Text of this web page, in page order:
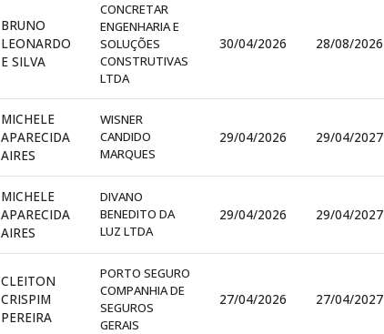
BRUNO
LEONARDO
E SILVA
CONCRETAR
ENGENHARIA E
SOLUÇÕES
CONSTRUTIVAS
LTDA
30/04/2026 28/08/2026
MICHELE
APARECIDA
AIRES
WISNER
CANDIDO
MARQUES
29/04/2026 29/04/2027
MICHELE
APARECIDA
AIRES
DIVANO
BENEDITO DA
LUZ LTDA
29/04/2026 29/04/2027
CLEITON
CRISPIM
PEREIRA
PORTO SEGURO
COMPANHIA DE
SEGUROS
GERAIS
27/04/2026 27/04/2027